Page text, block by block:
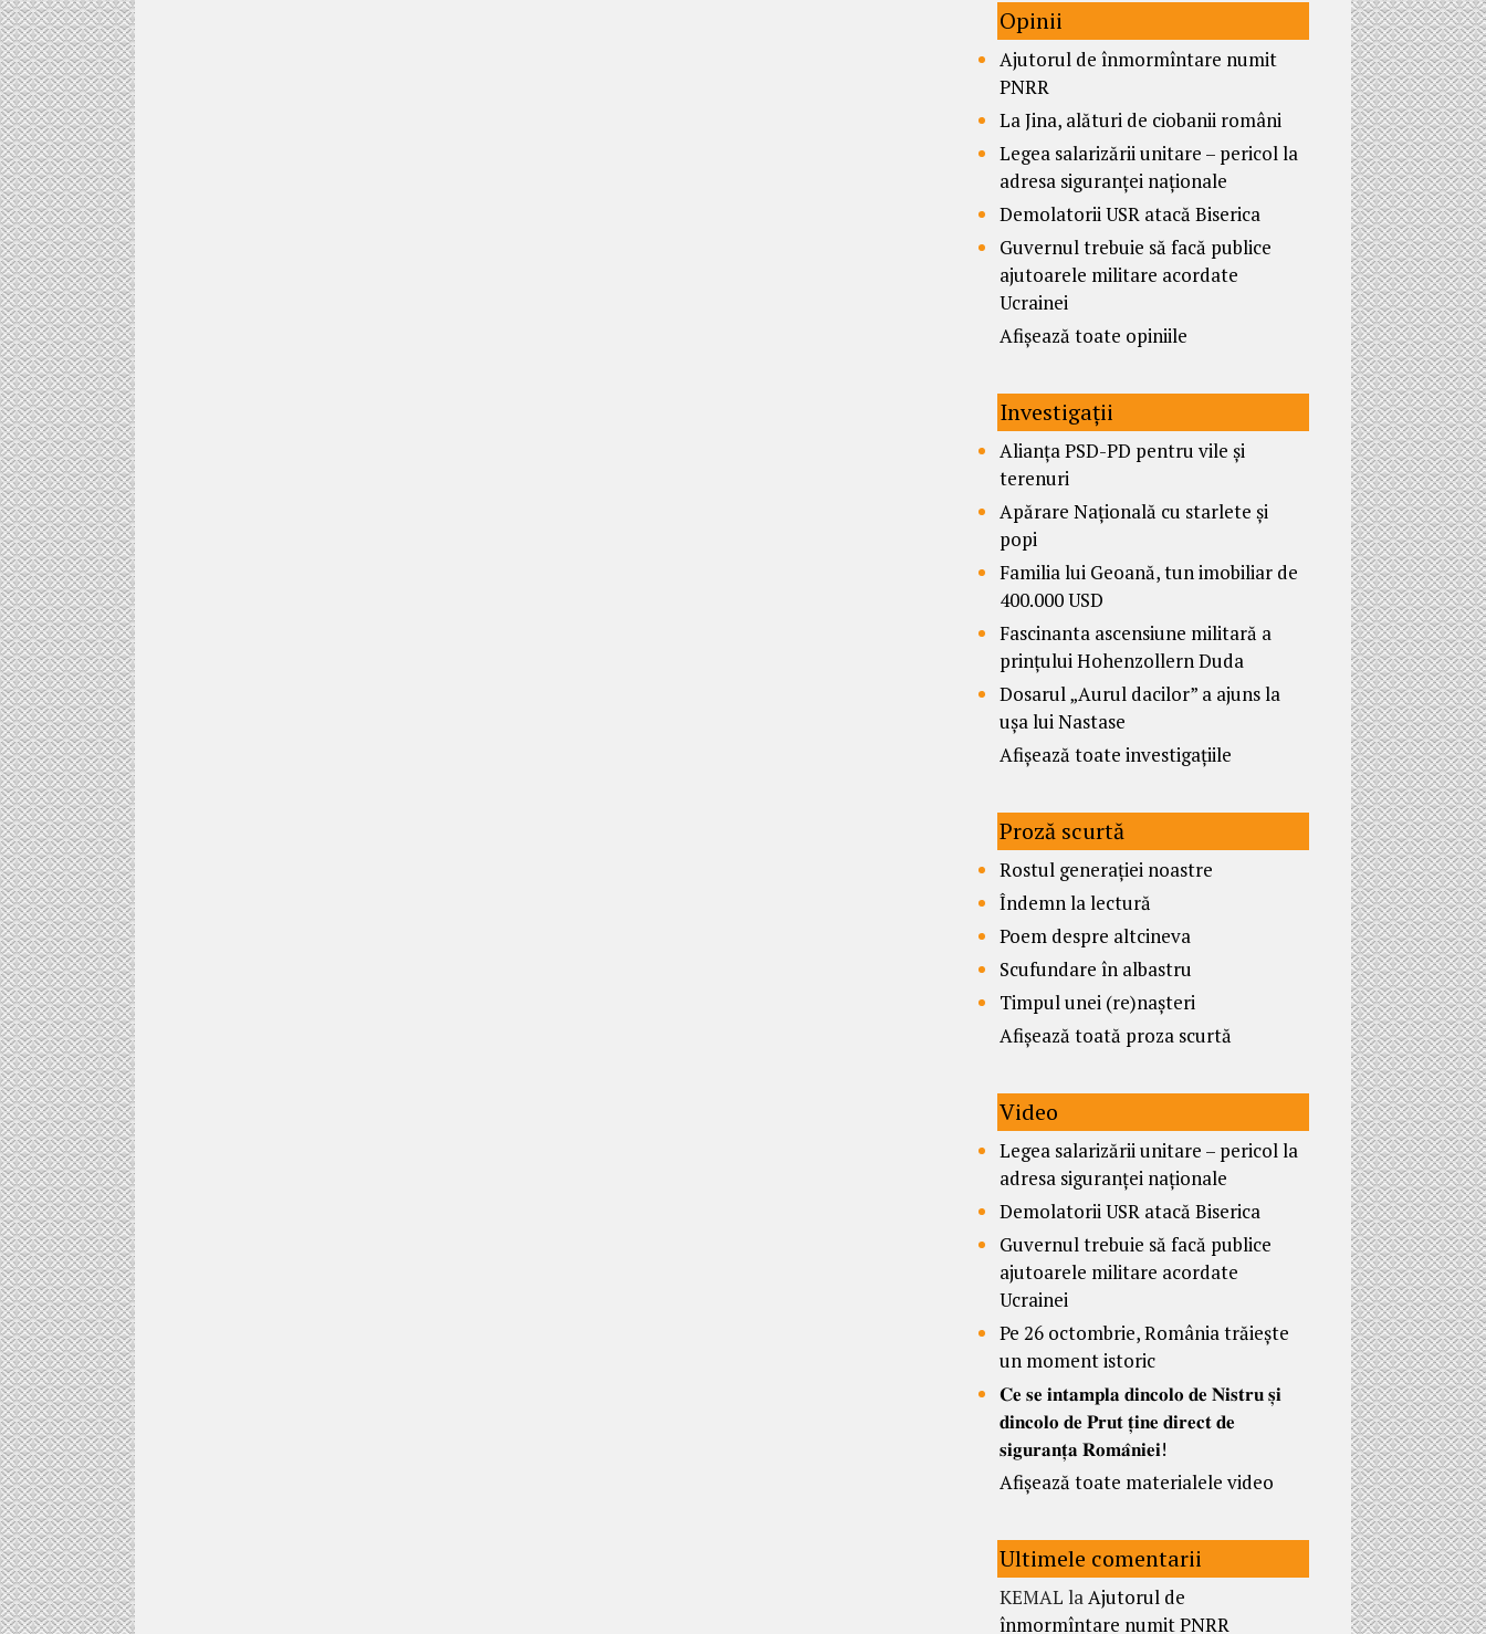
Opinii
Ajutorul de înmormîntare numit
PNRR
La Jina, alături de ciobanii români
Legea salarizării unitare – pericol la
adresa siguranței naționale
Demolatorii USR atacă Biserica
Guvernul trebuie să facă publice
ajutoarele militare acordate
Ucrainei
Afișează toate opiniile
Investigații
Alianța PSD-PD pentru vile și
terenuri
Apărare Națională cu starlete și
popi
Familia lui Geoană, tun imobiliar de
400.000 USD
Fascinanta ascensiune militară a
prințului Hohenzollern Duda
Dosarul „Aurul dacilor” a ajuns la
ușa lui Nastase
Afișează toate investigațiile
Proză scurtă
Rostul generației noastre
Îndemn la lectură
Poem despre altcineva
Scufundare în albastru
Timpul unei (re)nașteri
Afișează toată proza scurtă
Video
Legea salarizării unitare – pericol la
adresa siguranței naționale
Demolatorii USR atacă Biserica
Guvernul trebuie să facă publice
ajutoarele militare acordate
Ucrainei
Pe 26 octombrie, România trăiește
un moment istoric
𝐂𝐞 𝐬𝐞 𝐢𝐧𝐭𝐚𝐦𝐩𝐥𝐚 𝐝𝐢𝐧𝐜𝐨𝐥𝐨 𝐝𝐞 𝐍𝐢𝐬𝐭𝐫𝐮 𝐬̦𝐢
𝐝𝐢𝐧𝐜𝐨𝐥𝐨 𝐝𝐞 𝐏𝐫𝐮𝐭 𝐭̦𝐢𝐧𝐞 𝐝𝐢𝐫𝐞𝐜𝐭 𝐝𝐞
𝐬𝐢𝐠𝐮𝐫𝐚𝐧𝐭̦𝐚 𝐑𝐨𝐦𝐚̂𝐧𝐢𝐞𝐢!
Afișează toate materialele video
Ultimele comentarii
KEMAL laAjutorul de
înmormîntare numit PNRR